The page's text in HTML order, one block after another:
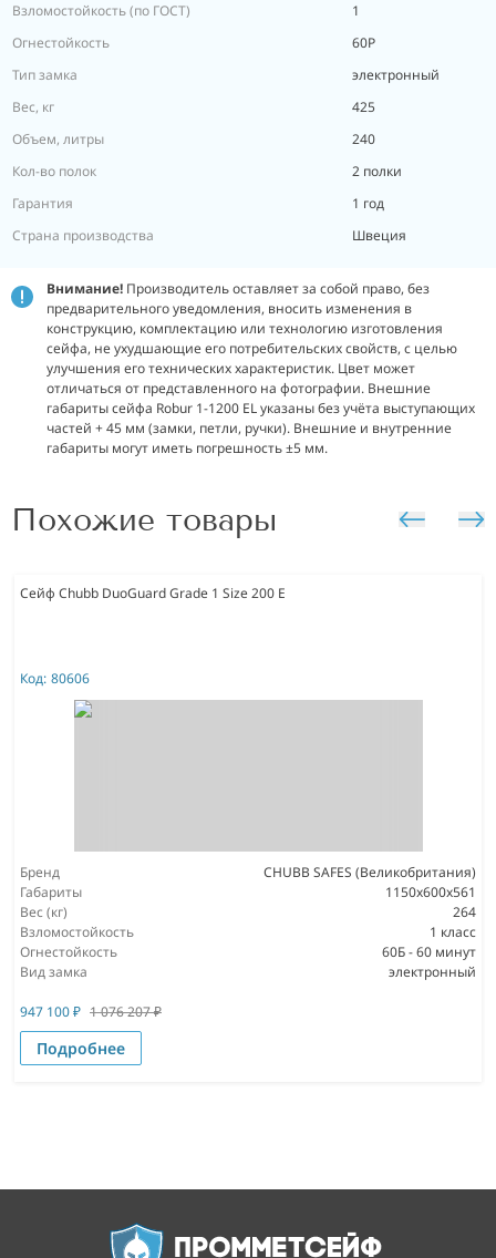
Взломостойкость (по ГОСТ)
1
Огнестойкость
60P
Тип замка
электронный
Вес, кг
425
Объем, литры
240
Кол-во полок
2 полки
Гарантия
1 год
Страна производства
Швеция
Внимание! Производитель оставляет за собой право, без
предварительного уведомления, вносить изменения в
конструкцию, комплектацию или технологию изготовления
сейфа, не ухудшающие его потребительских свойств, с целью
улучшения его технических характеристик. Цвет может
отличаться от представленного на фотографии. Внешние
габариты сейфа Robur 1-1200 EL указаны без учёта выступающих
частей + 45 мм (замки, петли, ручки). Внешние и внутренние
габариты могут иметь погрешность ±5 мм.
Похожие товары
Сейф Chubb DuoGuard Grade 1 Size 200 E
Код: 80606
Бренд
CHUBB SAFES (Великобритания)
Габариты
1150x600x561
Вес (кг)
264
Взломостойкость
1 класс
Огнестойкость
60Б - 60 минут
Вид замка
электронный
947 100₽ 1 076 207₽
Подробнее